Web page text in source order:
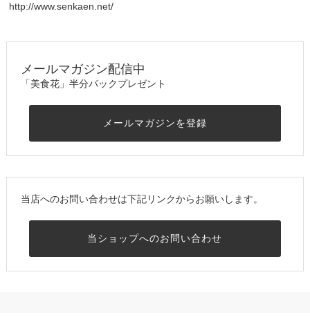
http://www.senkaen.net/
メールマガジン配信中
「美食花」半分パックプレゼント
メールマガジンを登録
当店へのお問い合わせは下記リンクからお願いします。
当ショップへのお問い合わせ